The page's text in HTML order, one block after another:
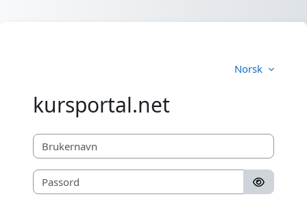
Norsk
kursportal.net
Brukernavn
Passord